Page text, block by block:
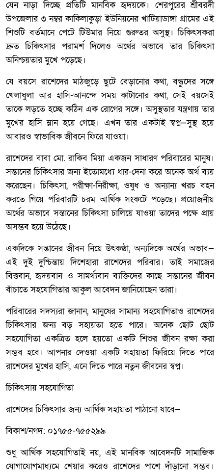
যেন নাড়া দিচ্ছে প্রতিটি মানবিক হৃদয়কে। শেরপুরের শ্রীবরদী
উপজেলার ৩ নম্বর কাকিলাকুড়া ইউনিয়নের খাটিয়াডাঙ্গা গ্রামের এই
শিশুটি বর্তমানে পেটে টিউমার নিয়ে গুরুতর অসুস্থ। চিকিৎসকরা
দ্রুত চিকিৎসার পরামর্শ দিলেও অর্থের অভাবে তার চিকিৎসা
অনিশ্চয়তার মুখে পড়েছে।
যে বয়সে রাশেদের মাঠজুড়ে ছুটে বেড়ানোর কথা, বন্ধুদের সঙ্গে
খেলাধুলা আর হাসি-আনন্দে সময় কাটানোর কথা, সেই বয়সেই
তাকে লড়তে হচ্ছে কঠিন এক রোগের সঙ্গে। অসুস্থতার যন্ত্রণায় তার
মুখের হাসি ম্লান হয়ে গেছে। এখন তার একটাই স্বপ্ন—সুস্থ হয়ে
আবারও স্বাভাবিক জীবনে ফিরে যাওয়া।
রাশেদের বাবা মো. রাকিব মিয়া একজন সাধারণ পরিবারের মানুষ।
সন্তানের চিকিৎসার জন্য ইতোমধ্যে ধার-দেনা করে অনেক অর্থ ব্যয়
করেছেন। চিকিৎসা, পরীক্ষা-নিরীক্ষা, ওষুধ ও অন্যান্য খরচ বহন
করতে গিয়ে পরিবারটি চরম আর্থিক সংকটে পড়েছে। প্রয়োজনীয়
অর্থের অভাবে সন্তানের চিকিৎসা চালিয়ে যাওয়া তাদের পক্ষে প্রায়
অসম্ভব হয়ে উঠেছে।
একদিকে সন্তানের জীবন নিয়ে উৎকণ্ঠা, অন্যদিকে অর্থের অভাব—
এই দুই দুশ্চিন্তায় দিশেহারা রাশেদের পরিবার। তাই সমাজের
বিত্তবান, হৃদয়বান ও সামর্থ্যবান ব্যক্তিদের কাছে সন্তানের জীবন
বাঁচাতে সহযোগিতার আকুল আবেদন জানিয়েছেন তারা।
পরিবারের সদস্যরা জানান, মানুষের সামান্য সহযোগিতাও রাশেদের
চিকিৎসার জন্য বড় সহায়তা হতে পারে। অনেক ছোট ছোট
সহযোগিতা একত্রিত হলে হয়তো একটি শিশুর জীবন রক্ষা করা
সম্ভব হবে। আপনার দেওয়া একটি সহায়তা ফিরিয়ে দিতে পারে
রাশেদের মুখের হাসি, এনে দিতে পারে নতুন জীবনের স্বপ্ন।
চিকিৎসায় সহযোগিতা
রাশেদের চিকিৎসার জন্য আর্থিক সহায়তা পাঠানো যাবে—
বিকাশ/নগদ: ০১৭৫৫-৭৫৫২৯৯
শুধু আর্থিক সহযোগিতাই নয়, এই মানবিক আবেদনটি সামাজিক
যোগাযোগমাধ্যমে শেয়ার করেও রাশেদের পাশে দাঁড়ানো সম্ভব।